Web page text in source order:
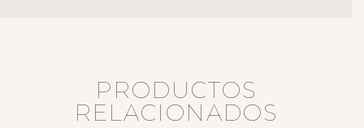
PRODUCTOS
RELACIONADOS